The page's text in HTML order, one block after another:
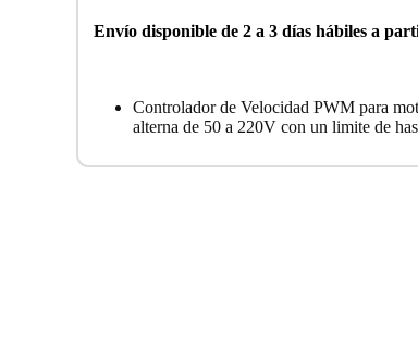
Envío disponible de 2 a 3 días hábiles a
Controlador de Velocidad PWM para
alterna de 50 a 220V con un limite de